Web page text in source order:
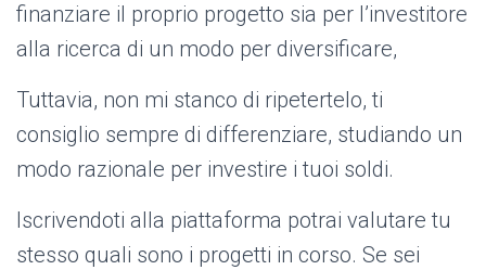
finanziare il proprio progetto sia per l’investitore
alla ricerca di un modo per diversificare,
Tuttavia, non mi stanco di ripetertelo, ti
consiglio sempre di differenziare, studiando un
modo razionale per investire i tuoi soldi.
Iscrivendoti alla piattaforma potrai valutare tu
stesso quali sono i progetti in corso. Se sei